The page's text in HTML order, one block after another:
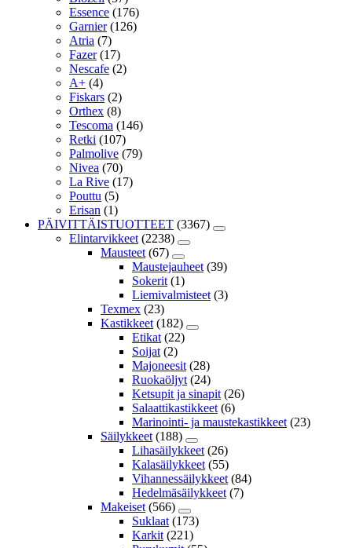
Essence (176)
Garnier (126)
Atria (7)
Fazer (17)
Nescafe (2)
A+ (4)
Fiskars (2)
Orthex (8)
Tescoma (146)
Retki (107)
Palmolive (79)
Nivea (70)
La Rive (17)
Pouttu (5)
Erisan (1)
PÄIVITTÄISTUOTTEET (3367)
Elintarvikkeet (2238)
Mausteet (67)
Maustejauheet (39)
Sokerit (1)
Liemivalmisteet (3)
Texmex (23)
Kastikkeet (182)
Etikat (22)
Soijat (2)
Majoneesit (28)
Ruokaöljyt (24)
Ketsupit ja sinapit (26)
Salaattikastikkeet (6)
Marinointi- ja maustekastikkeet (23)
Säilykkeet (188)
Lihasäilykkeet (26)
Kalasäilykkeet (55)
Vihannessäilykkeet (84)
Hedelmäsäilykkeet (7)
Makeiset (566)
Suklaat (173)
Karkit (221)